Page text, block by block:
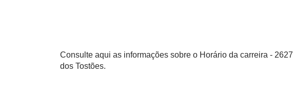
Consulte aqui as informações sobre o Horário da carreira -
dos Tostões.